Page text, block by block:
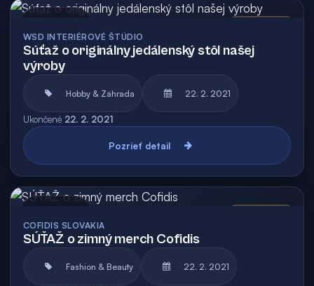
WSD INTERIÉROVÉ ŠTÚDIO
Súťaž o originálny jedálenský stôl našej
výroby
Hobby & Záhrada 22. 2. 2021
Ukončené 22. 2. 2021
Pozrieť detail
COFIDIS SLOVAKIA
SÚŤAŽ o zimný merch Cofidis
Fashion & Beauty 22. 2. 2021